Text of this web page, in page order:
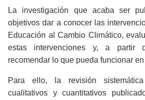
La investigación que acaba ser
objetivos dar a conocer las
Educación al Cambio Climático,
estas intervenciones y, a partir
recomendar lo que pueda funcionar
Para ello, la revisión
cualitativos y cuantitativos